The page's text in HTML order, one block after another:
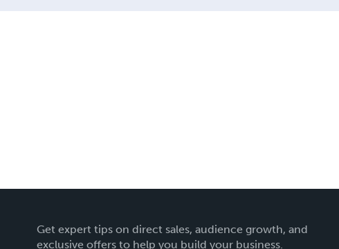
Get expert tips on direct sales, audience growth, and
exclusive offers to help you build your business.